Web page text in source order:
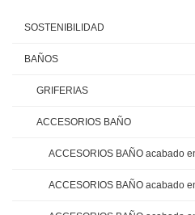
SOSTENIBILIDAD
BAÑOS
GRIFERIAS
ACCESORIOS BAÑO
ACCESORIOS BAÑO acabado
ACCESORIOS BAÑO acabado